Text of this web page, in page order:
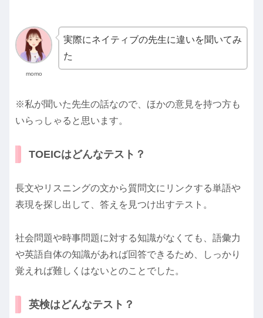
momo
実際にネイティブの先生に違いを聞いてみ
た
※私が聞いた先生の話なので、ほかの意見を持つ方も
いらっしゃると思います。
TOEICはどんなテスト？
長文やリスニングの文から質問文にリンクする単語や
表現を探し出して、答えを見つけ出すテスト。
社会問題や時事問題に対する知識がなくても、語彙力
や英語自体の知識があれば回答できるため、しっかり
覚えれば難しくはないとのことでした。
英検はどんなテスト？